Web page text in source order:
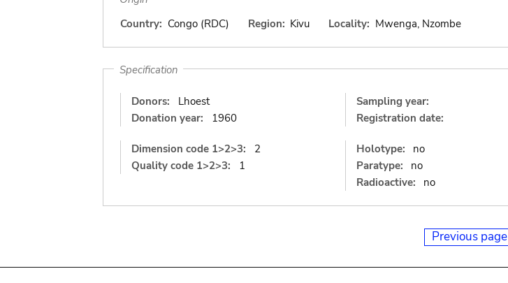
Country: Congo (RDC) Region: Kivu Locality: Mwenga, Nzombe
Specification
Donors:
Lhoest
Donation year:
1960
Sampling year:
Registration date:
Dimension code 1>2>3:
2
Quality code 1>2>3:
1
Holotype:
no
Paratype:
no
Radioactive:
no
Previous page